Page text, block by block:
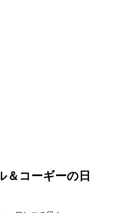
＆コーギーの日